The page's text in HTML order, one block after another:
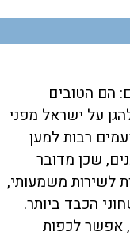
הם הטובים
על ישראל מפני
רבות למען
שכן מדובר
לשירות משמעותי,
הכבד ביותר.
אפשר לכפות